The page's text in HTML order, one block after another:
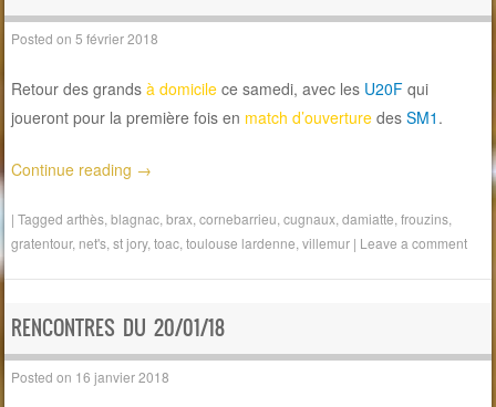
Posted on5 février 2018
Retour des grandsà domicile ce samedi, avec les U20F qui
joueront pour la première fois en match d’ouverture desSM1 .
Continue reading →
|Taggedarthès ,blagnac ,brax ,cornebarrieu ,cugnaux ,damiatte ,frouzins
gratentour, net's ,st jory,toac ,toulouse lardenne ,villemur | Leave a comment
RENCONTRES DU 20/01/18
Posted on 16 janvier 2018